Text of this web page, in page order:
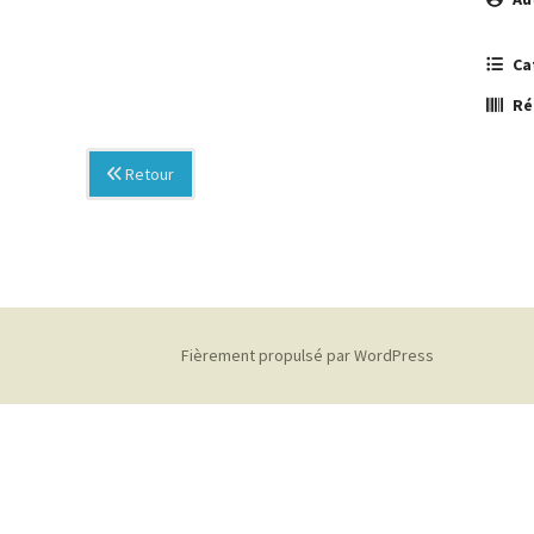
Retour
Fièrement propulsé par WordPress